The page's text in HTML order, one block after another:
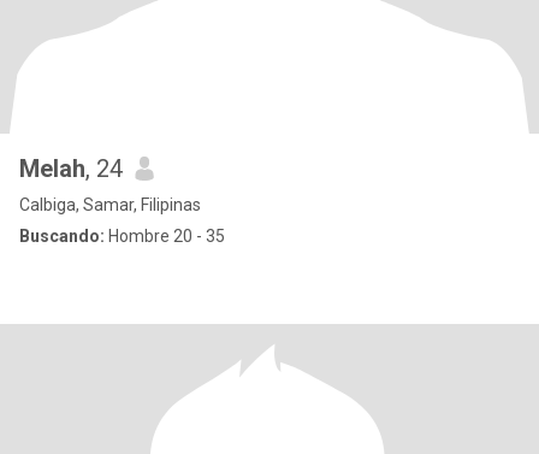
Melah, 24
Calbiga, Samar, Filipinas
Buscando: Hombre 20 - 35